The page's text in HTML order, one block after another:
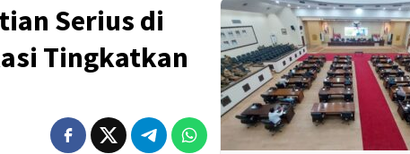
Serius di
Tingkatkan